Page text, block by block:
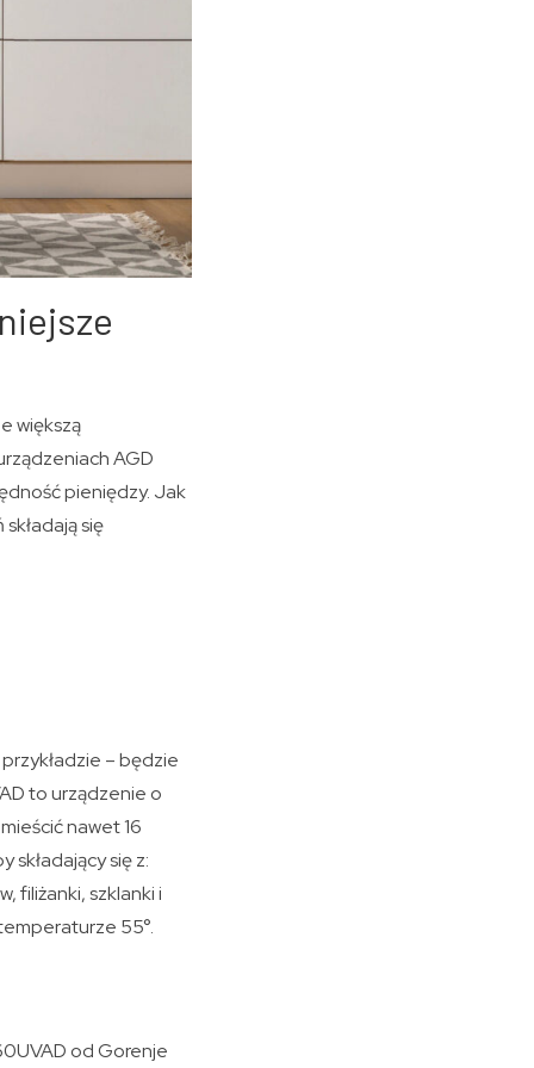
większą
AGD
pieniędzy. Jak
się
– będzie
to urządzenie o
nawet 16
się z:
filiżanki, szklanki i
55°.
od Gorenje